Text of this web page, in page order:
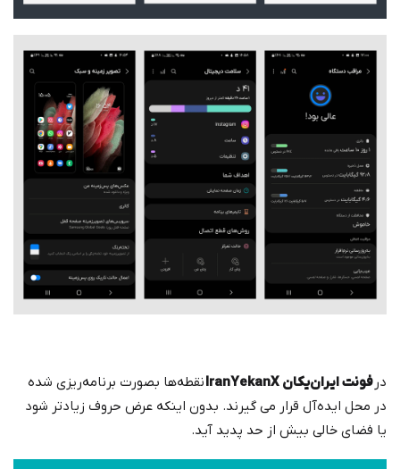
در فونت ایران‌یکان IranYekanX
نقطه‌ها بصورت برنامه‌ریزی شده
در محل ایده‌آل قرار می گیرند. بدون اینکه عرض حروف زیادتر شود
یا فضای خالی بیش از حد پدید آید.